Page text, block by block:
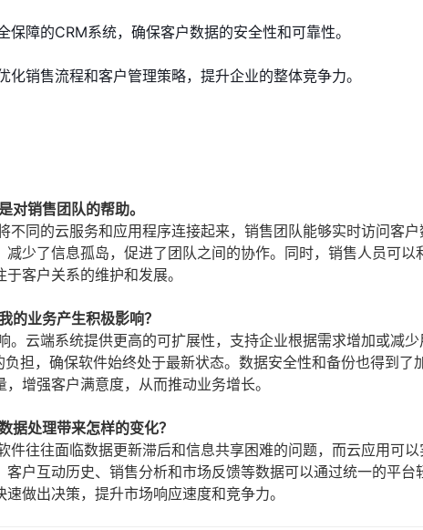
障的CRM系统，确保客户数据的安全性和可靠性。
销售流程和客户管理策略，提升企业的整体竞争力。
对销售团队的帮助。
不同的云服务和应用程序连接起来，销售团队能够实时访问客户
少了信息孤岛，促进了团队之间的协作。同时，销售人员可以
客户关系的维护和发展。
的业务产生积极影响？
云端系统提供更高的可扩展性，支持企业根据需求增加或减少
担，确保软件始终处于最新状态。数据安全性和备份也得到了
增强客户满意度，从而推动业务增长。
据处理带来怎样的变化？
件往往面临数据更新滞后和信息共享困难的问题，而云应用可以
户互动历史、销售分析和市场反馈等数据可以通过统一的平台
做出决策，提升市场响应速度和竞争力。